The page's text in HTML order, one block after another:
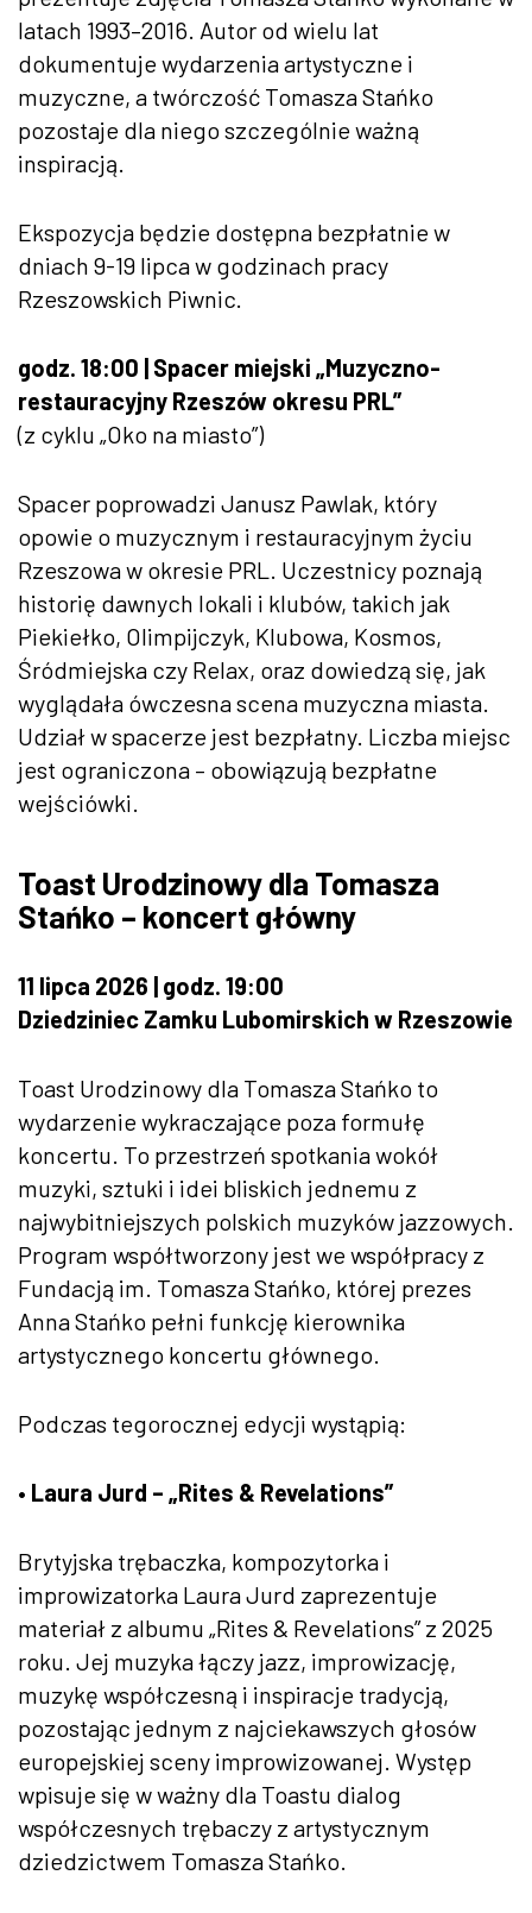
latach 1993–2016. Autor od wielu lat
dokumentuje wydarzenia artystyczne i
muzyczne, a twórczość Tomasza Stańko
pozostaje dla niego szczególnie ważną
inspiracją.
Ekspozycja będzie dostępna bezpłatnie w
dniach 9-19 lipca w godzinach pracy
Rzeszowskich Piwnic.
godz. 18:00 | Spacer miejski „Muzyczno-
restauracyjny Rzeszów okresu PRL”
(z cyklu „Oko na miasto”)
Spacer poprowadzi Janusz Pawlak, który
opowie o muzycznym i restauracyjnym życiu
Rzeszowa w okresie PRL. Uczestnicy poznają
historię dawnych lokali i klubów, takich jak
Piekiełko, Olimpijczyk, Klubowa, Kosmos,
Śródmiejska czy Relax, oraz dowiedzą się, jak
wyglądała ówczesna scena muzyczna miasta.
Udział w spacerze jest bezpłatny. Liczba miejsc
jest ograniczona – obowiązują bezpłatne
wejściówki.
Toast Urodzinowy dla Tomasza
Stańko – koncert główny
11 lipca 2026 | godz. 19:00
Dziedziniec Zamku Lubomirskich w Rzeszowie
Toast Urodzinowy dla Tomasza Stańko to
wydarzenie wykraczające poza formułę
koncertu. To przestrzeń spotkania wokół
muzyki, sztuki i idei bliskich jednemu z
najwybitniejszych polskich muzyków jazzowych.
Program współtworzony jest we współpracy z
Fundacją im. Tomasza Stańko, której prezes
Anna Stańko pełni funkcję kierownika
artystycznego koncertu głównego.
Podczas tegorocznej edycji wystąpią:
• Laura Jurd – „Rites & Revelations”
Brytyjska trębaczka, kompozytorka i
improwizatorka Laura Jurd zaprezentuje
materiał z albumu „Rites & Revelations” z 2025
roku. Jej muzyka łączy jazz, improwizację,
muzykę współczesną i inspiracje tradycją,
pozostając jednym z najciekawszych głosów
europejskiej sceny improwizowanej. Występ
wpisuje się w ważny dla Toastu dialog
współczesnych trębaczy z artystycznym
dziedzictwem Tomasza Stańko.